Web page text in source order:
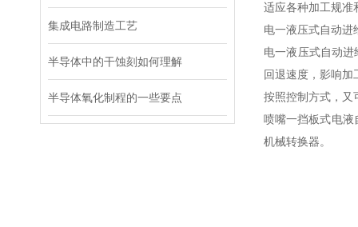
集成电路制造工艺
半导体中的干蚀刻如何理解
半导体氧化制程的一些要点
适应各种加工规准
电一液压式自动进
电一液压式自动
回退速度，影响加
按照控制方式，又
喷嘴一挡板式电液
机械转换器。